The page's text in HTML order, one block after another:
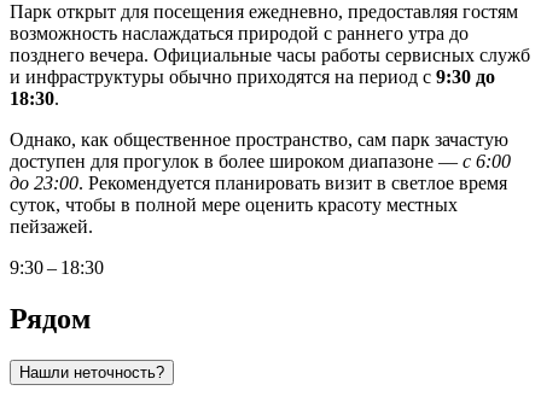
Парк открыт для посещения ежедневно, предоставляя гостям
возможность наслаждаться природой с раннего утра до
позднего вечера. Официальные часы работы сервисных служб
и инфраструктуры обычно приходятся на период с 9:30 до
18:30.
Однако, как общественное пространство, сам парк зачастую
доступен для прогулок в более широком диапазоне — с 6:00
до 23:00. Рекомендуется планировать визит в светлое время
суток, чтобы в полной мере оценить красоту местных
пейзажей.
9:30 – 18:30
Рядом
Нашли неточность?